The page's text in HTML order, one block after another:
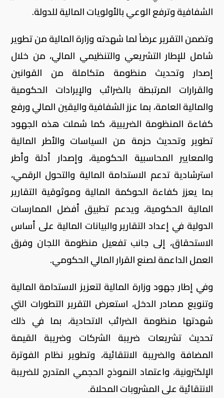
الشفافية وترفع الوعي بالأولويات المالية للدولة.
وتضمن التقرير عرضاً لما شهدته وزارة المالية من تطوير
شامل للإطار التشريعي والتنظيمي المالي، من خلال
إصدار وتحديث منظومة متكاملة من القوانين
والقرارات المرتبطة بالضرائب والإيرادات الحكومية
والمالية العامة، بما عزز الشفافية واليقين المالي ورفع
كفاءة المنظومة الضريبية، كما شملت هذه الجهود
تطوير وتحديث حزمة من السياسات والأطر المالية
والمعايير المحاسبية الحكومية، وإصدار أدلة وأطر
استرشادية تدعم الاستدامة المالية والتحول الرقمي،
بما يعزز كفاءة الحوكمة المالية وموثوقية التقارير
المالية الحكومية، ويدعم تطبيق أفضل الممارسات
الدولية في إعداد التقارير والبيانات المالية على أساس
الاستحقاق، إلى جانب تفعيل منظومة اللجان وفرق
العمل الداعمة لصنع القرار المالي الحكومي.
وفي إطار جهود وزارة المالية لتعزيز الاستدامة المالية
وتنويع مصادر الدخل، استعرض التقرير التطورات التي
شهدتها منظومة الضرائب الاتحادية، بما في ذلك
تحديث تشريعات ضريبة الشركات وضريبة القيمة
المضافة والضريبة الانتقائية، وتطوير نظام الفوترة
الإلكترونية، واعتماد النموذج الحجمي المتدرج للضريبة
الانتقائية على المشروبات المحلاة.